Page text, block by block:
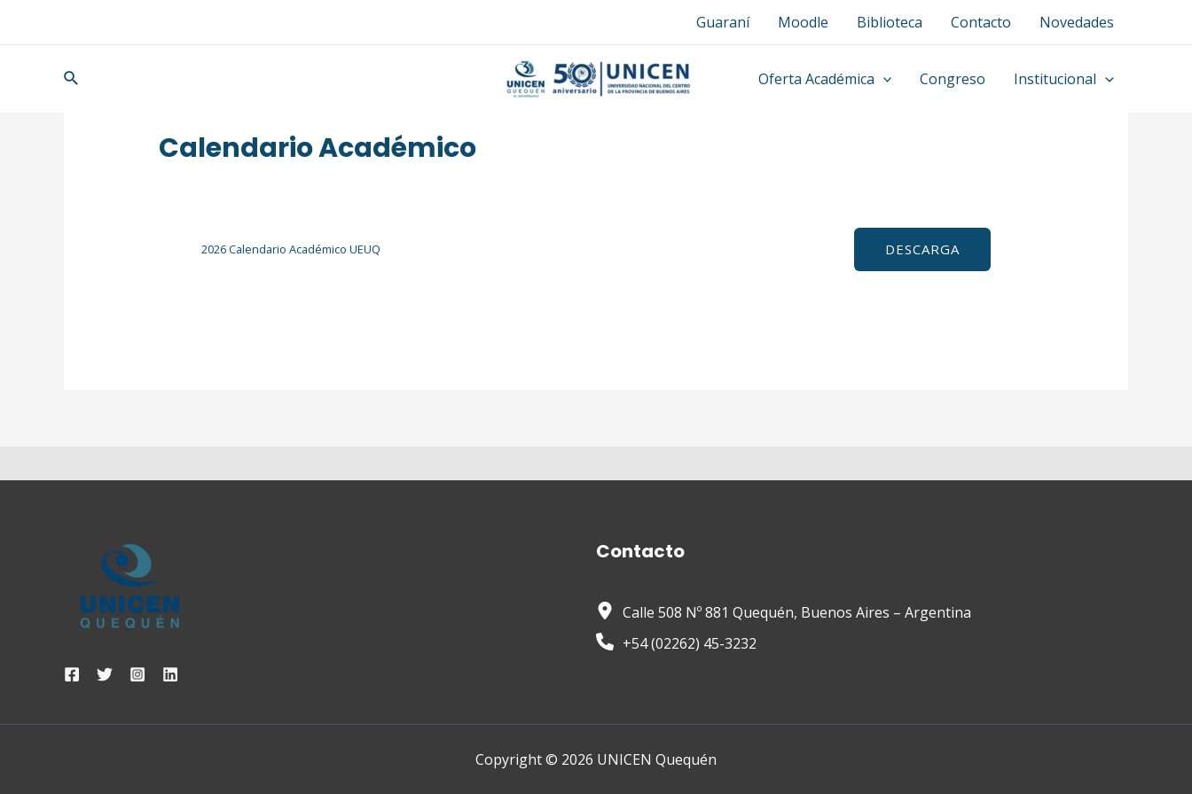
Guaraní Moodle Biblioteca Contacto Novedades
Buscar Oferta Académica Congreso Institucional
Calendario Académico
2026 Calendario Académico UEUQ DESCARGA
Contacto
Calle 508 Nº 881 Quequén, Buenos Aires – Argentina
+54 (02262) 45-3232
Copyright © 2026 UNICEN Quequén